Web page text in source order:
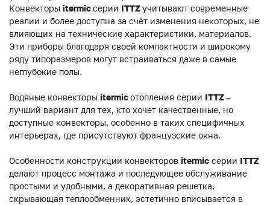
Конвекторы itermicсерии ITTZучитывают современные
реалии и более доступна за счёт изменения некоторых, не
влияющих на технические характеристики, материалов.
Эти приборы благодаря своей компактности и широкому
ряду типоразмеров могут встраиваться даже в самые
неглубокие полы.
Водяные конвекторы itermicотопления серии ITTZ–
лучший вариант для тех, кто хочет качественные, но
доступные конвекторы, особенно в таких специфичных
интерьерах, где присутствуют французские окна.
Особенности конструкции конвекторов itermic серии ITTZ
делают процесс монтажа и последующее обслуживание
простыми и удобными, а декоративная решетка,
скрывающая теплообменник, эстетично вписывается в